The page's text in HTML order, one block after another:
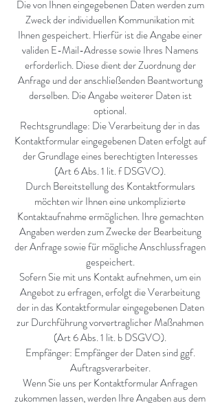
Die von Ihnen eingegebenen Daten werden zum
Zweck der individuellen Kommunikation mit
Ihnen gespeichert. Hierfür ist die Angabe einer
validen E-Mail-Adresse sowie Ihres Namens
erforderlich. Diese dient der Zuordnung der
Anfrage und der anschließenden Beantwortung
derselben. Die Angabe weiterer Daten ist
optional.
Rechtsgrundlage: Die Verarbeitung der in das
Kontaktformular eingegebenen Daten erfolgt auf
der Grundlage eines berechtigten Interesses
(Art 6 Abs. 1 lit. f DSGVO).
Durch Bereitstellung des Kontaktformulars
möchten wir Ihnen eine unkomplizierte
Kontaktaufnahme ermöglichen. Ihre gemachten
Angaben werden zum Zwecke der Bearbeitung
der Anfrage sowie für mögliche Anschlussfragen
gespeichert.
Sofern Sie mit uns Kontakt aufnehmen, um ein
Angebot zu erfragen, erfolgt die Verarbeitung
der in das Kontaktformular eingegebenen Daten
zur Durchführung vorvertraglicher Maßnahmen
(Art 6 Abs. 1 lit. b DSGVO).
Empfänger: Empfänger der Daten sind ggf.
Auftragsverarbeiter.
Wenn Sie uns per Kontaktformular Anfragen
zukommen lassen, werden Ihre Angaben aus dem